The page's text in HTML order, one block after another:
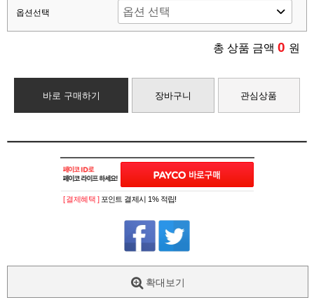
옵션선택
총 상품 금액 0 원
바로 구매하기 장바구니 관심상품
[ 결제혜택 ] 포인트 결제시 1% 적립!
확대보기